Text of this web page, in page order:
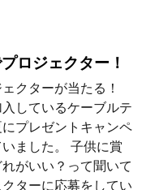
ロジェクター！
クターが当たる！
しているケーブルテ
プレゼントキャンペ
ました。 子供に賞
がいい？って聞いて
クターに応募をしてい